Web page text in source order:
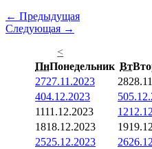
← Предыдущая
Следующая →
<
ПнПонедельник Вт
2727.11.2023 28
404.12.2023 5
1111.12.2023 12
1818.12.2023 19
2525.12.2023 26